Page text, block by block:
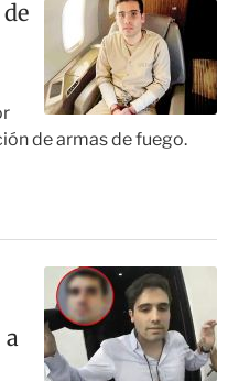
de armas de fuego.
a